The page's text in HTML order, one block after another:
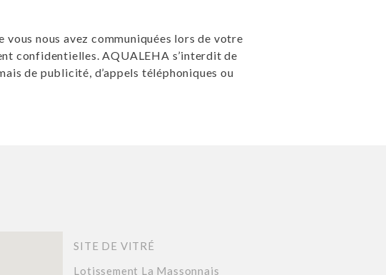
nous avez communiquées lors de votre
confidentielles. AQUALEHA s’interdit de
de publicité, d’appels téléphoniques ou
SITE DE VITRÉ
Lotissement La Massonnais